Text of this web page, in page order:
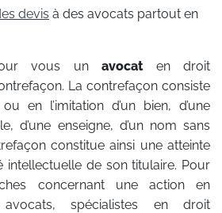
devis à des avocats partout en
vous unavocat en droit
La contrefaçon consiste
en l’imitation d’un bien, d’une
d’une enseigne, d’un nom sans
constitue ainsi une atteinte
de son titulaire. Pour
concernant une action en
spécialistes en droit